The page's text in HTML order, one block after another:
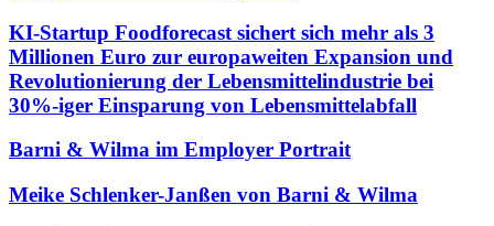
KI-Startup Foodforecast sichert sich mehr als 3
Millionen Euro zur europaweiten Expansion und
Revolutionierung der Lebensmittelindustrie bei
30%-iger Einsparung von Lebensmittelabfall
Barni & Wilma im Employer Portrait
Meike Schlenker-Janßen von Barni & Wilma